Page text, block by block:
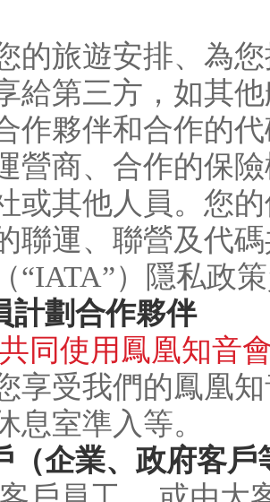
的旅遊安排、為
給第三方，如其
作夥伴和合作的
營商、合作的保
或其他人員。您
聯運、聯營及代
“IATA”）隱私政
計劃合作夥伴
共同使用鳳凰知音
享受我們的鳳凰
息室準入等。
（企業、政府客戶